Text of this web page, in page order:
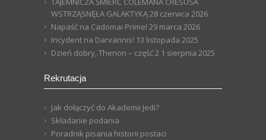
WSTRZĄSNĘŁA GALAKTYKĄ28 czerwca 2026
Napaść na Cadomai Prime! 29 marca 2026
Incydent na Darvannis! 13 listopada 2025
Dzień dobry, Thenon – część 2 1 sierpnia 2025
Rekrutacja
Jak dołączyć do Akademii Jedi?
Składanie podania
Poradnik pisania historii postaci